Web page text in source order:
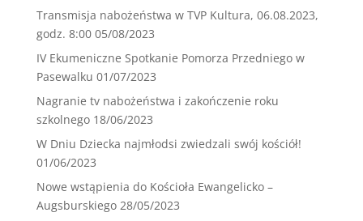
Transmisja nabożeństwa w TVP Kultura, 06.08.2023,
godz. 8:00 05/08/2023
IV Ekumeniczne Spotkanie Pomorza Przedniego w
Pasewalku 01/07/2023
Nagranie tv nabożeństwa i zakończenie roku
szkolnego 18/06/2023
W Dniu Dziecka najmłodsi zwiedzali swój kościół!
01/06/2023
Nowe wstąpienia do Kościoła Ewangelicko –
Augsburskiego 28/05/2023